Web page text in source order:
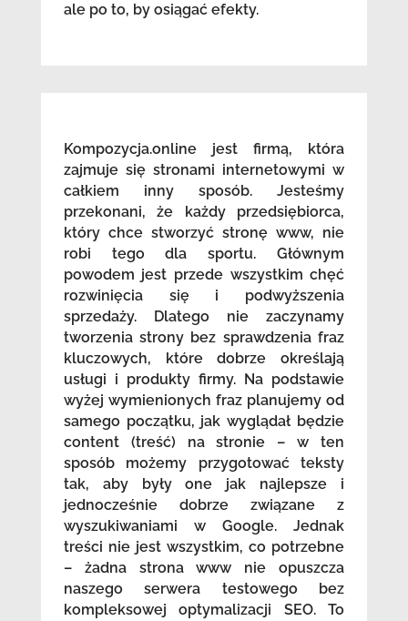
ale po to, by osiągać efekty.
Kompozycja.online jest firmą, która
zajmuje się stronami internetowymi w
całkiem inny sposób. Jesteśmy
przekonani, że każdy przedsiębiorca,
który chce stworzyć stronę www, nie
robi tego dla sportu. Głównym
powodem jest przede wszystkim chęć
rozwinięcia się i podwyższenia
sprzedaży. Dlatego nie zaczynamy
tworzenia strony bez sprawdzenia fraz
kluczowych, które dobrze określają
usługi i produkty firmy. Na podstawie
wyżej wymienionych fraz planujemy od
samego początku, jak wyglądał będzie
content (treść) na stronie – w ten
sposób możemy przygotować teksty
tak, aby były one jak najlepsze i
jednocześnie dobrze związane z
wyszukiwaniami w Google. Jednak
treści nie jest wszystkim, co potrzebne
– żadna strona www nie opuszcza
naszego serwera testowego bez
kompleksowej optymalizacji SEO. To